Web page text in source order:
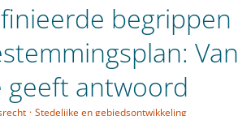
begrippen
Van
geeft antwoord
· Stedelijke en gebiedsontwikkeling